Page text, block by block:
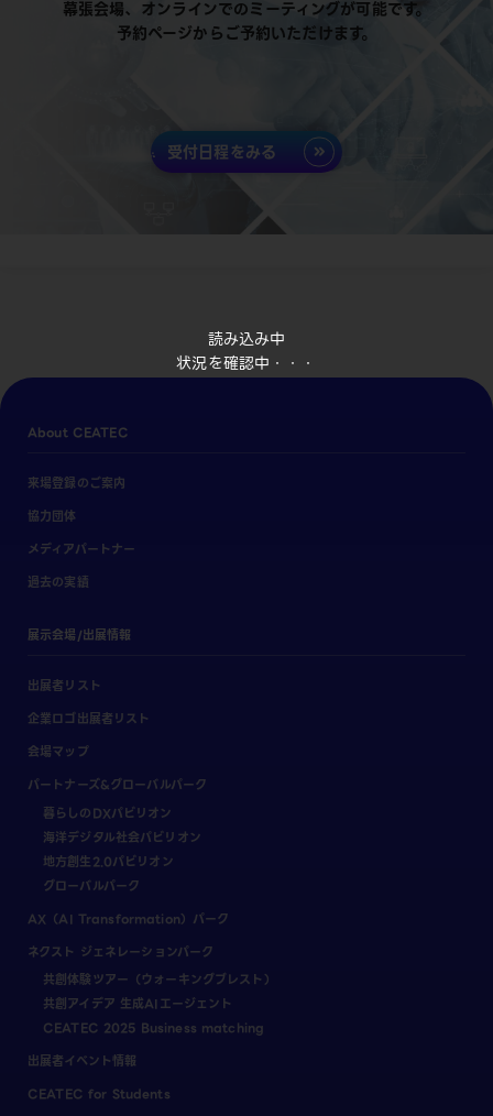
読み込み中
状況を確認中・・・
幕張会場、オンラインでのミーティングが可能です。
予約ページからご予約いただけます。
受付日程をみる
About CEATEC
来場登録のご案内
協力団体
メディアパートナー
過去の実績
展示会場/出展情報
出展者リスト
企業ロゴ出展者リスト
会場マップ
パートナーズ&グローバルパーク
暮らしのDXパビリオン
海洋デジタル社会パビリオン
地方創生2.0パビリオン
グローバルパーク
AX（AI Transformation）パーク
ネクスト ジェネレーションパーク
共創体験ツアー（ウォーキングブレスト）
共創アイデア 生成AIエージェント
CEATEC 2025 Business matching
出展者イベント情報
CEATEC for Students